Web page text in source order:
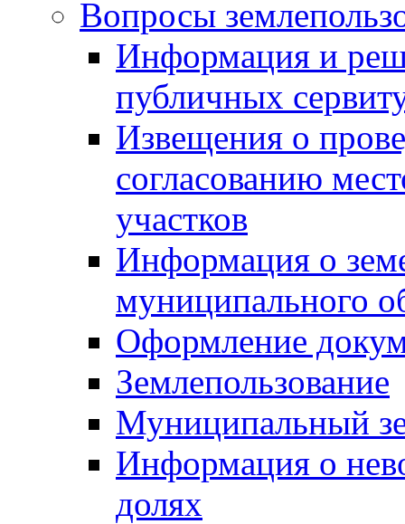
Вопросы
Информация и
публичных
Извещения о
согласованию
участков
Информация о
муниципального
Оформление
Землепользование
Муниципальный
Информация о
долях